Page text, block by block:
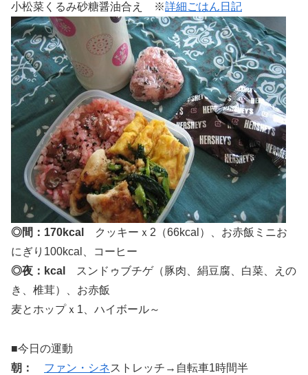
小松菜くるみ砂糖醤油合え ※詳細ごはん日記
◎間：170kcal
クッキーｘ2（66kcal）、お赤飯ミニお
にぎり100kcal、コーヒー
◎夜：kcal
スンドゥブチゲ（豚肉、絹豆腐、白菜、えの
き、椎茸）、お赤飯
麦とホップｘ1、ハイボール～
■今日の運動
朝：
ファン・シネストレッチ→自転車1時間半